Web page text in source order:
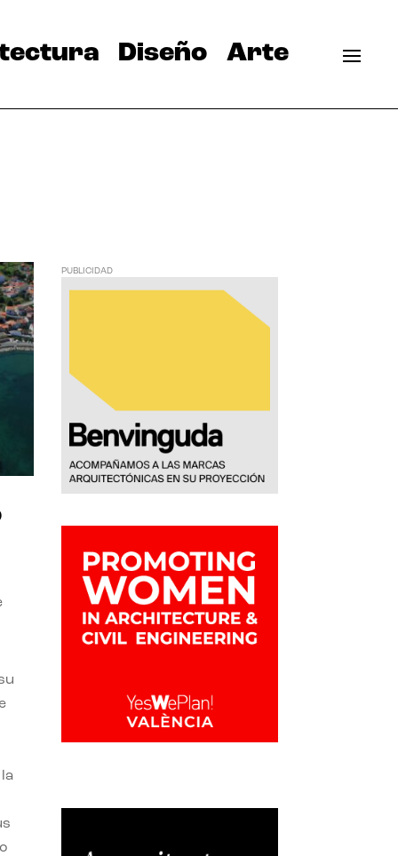
Diseño Arte
PUBLICIDAD